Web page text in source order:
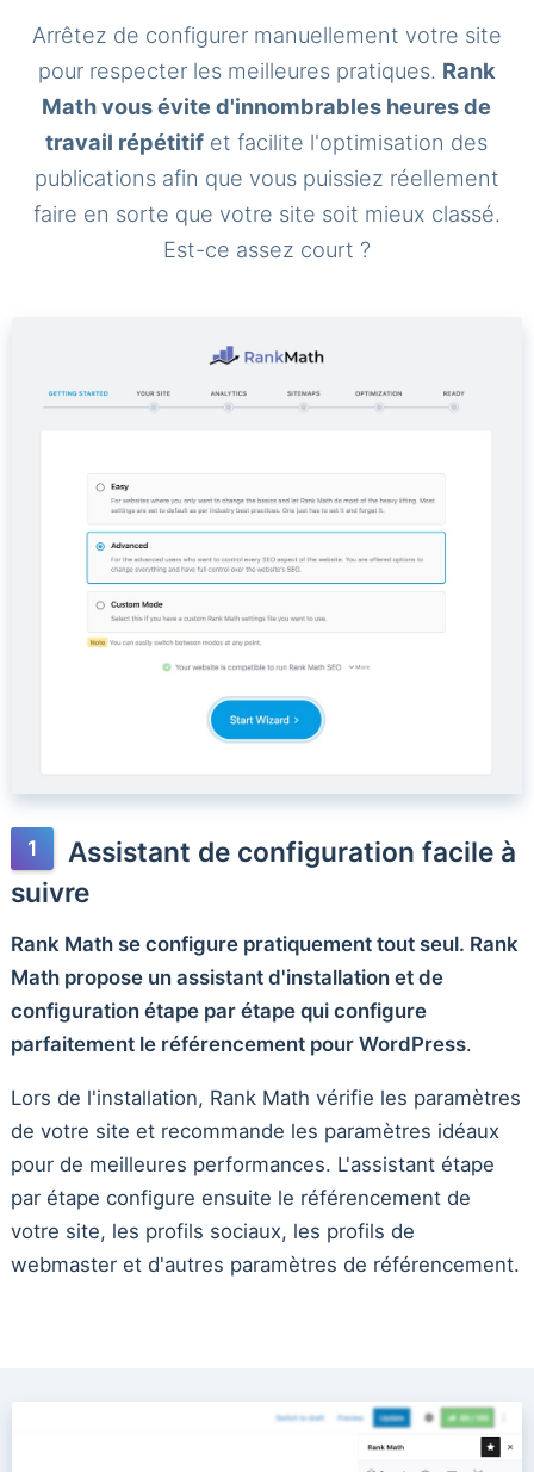
Arrêtez de configurer manuellement votre site
pour respecter les meilleures pratiques. Rank
Math vous évite d'innombrables heures de
travail répétitif et facilite l'optimisation des
publications afin que vous puissiez réellement
faire en sorte que votre site soit mieux classé.
Est-ce assez court ?
Assistant de configuration facile à
suivre
Rank Math se configure pratiquement tout seul. Rank
Math propose un assistant d'installation et de
configuration étape par étape qui configure
parfaitement le référencement pour WordPress.
Lors de l'installation, Rank Math vérifie les paramètres
de votre site et recommande les paramètres idéaux
pour de meilleures performances. L'assistant étape
par étape configure ensuite le référencement de
votre site, les profils sociaux, les profils de
webmaster et d'autres paramètres de référencement.